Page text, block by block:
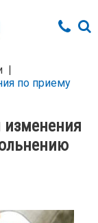
по приему
изменения